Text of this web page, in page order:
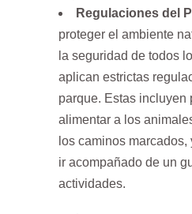
Regulaciones del
proteger el ambiente
la seguridad de todos
aplican estrictas
parque. Estas incluyen
alimentar a los
los caminos
ir acompañado de un
actividades.